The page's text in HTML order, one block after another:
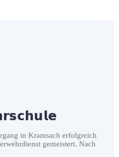
in Kramsach erfolgreich
gemeistert. Nach